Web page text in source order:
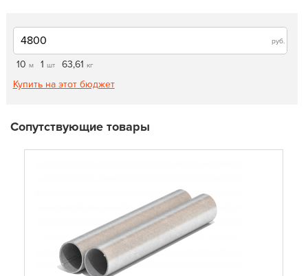
руб.
10 м 1 шт 63,61 кг
Купить на этот бюджет
Сопутствующие товары